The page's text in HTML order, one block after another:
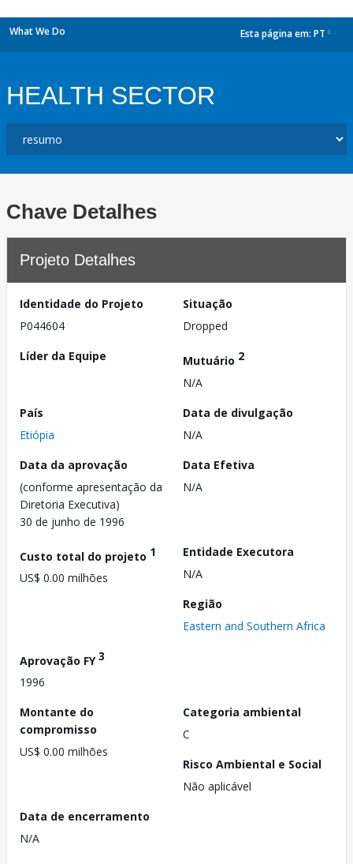
What We Do Esta página em: PT
HEALTH SECTOR
Chave Detalhes
Projeto Detalhes
Identidade do Projeto
P044604
Situação
Dropped
Líder da Equipe
Mutuário 2
N/A
País
Etiópia
Data de divulgação
N/A
Data da aprovação
(conforme apresentação da
Diretoria Executiva)
30 de junho de 1996
Data Efetiva
N/A
Custo total do projeto 1
US$ 0.00 milhões
Entidade Executora
N/A
Região
Eastern and Southern Africa
Aprovação FY3
1996
Montante do
compromisso
US$ 0.00 milhões
Categoria ambiental
C
Risco Ambiental e Social
Não aplicável
Data de encerramento
N/A